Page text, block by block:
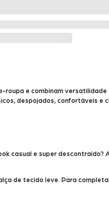
e combinam
despojados, confortáveis e
casual e super descontraído?
de tecido leve. Para